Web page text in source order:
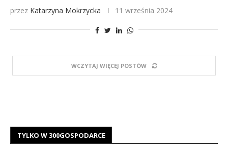
przez Katarzyna Mokrzycka 11 września 2024
WCZYTAJ WIĘCEJ POSTÓW
TYLKO W 300GOSPODARCE